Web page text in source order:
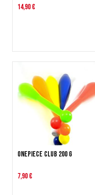
14,90 €
Onepiece Club 200 g
7,90 €